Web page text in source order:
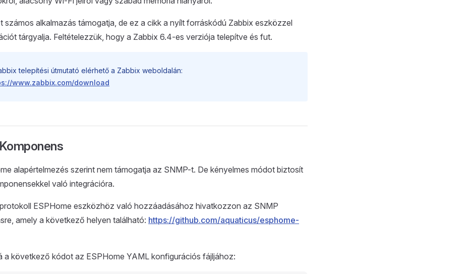
számos alkalmazás támogatja, de ez a cikk a nyílt forráskódú Zabbix eszközzel
tárgyalja. Feltételezzük, hogy a Zabbix 6.4-es verziója telepítve és fut.
telepítési útmutató elérhető a Zabbix weboldalán:
www.zabbix.com/download
alapértelmezés szerint nem támogatja az SNMP-t. De kényelmes módot biztosít
való integrációra.
ESPHome eszközhöz való hozzáadásához hivatkozzon az SNMP
amely a következő helyen található: https://github.com/aquaticus/esphome-
a következő kódot az ESPHome YAML konfigurációs fájljához: